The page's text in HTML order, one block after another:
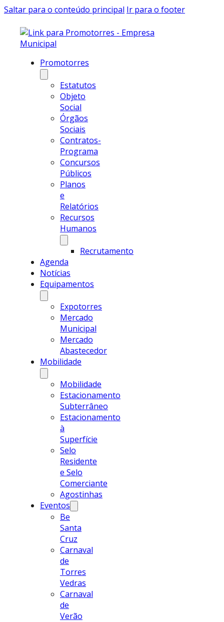
Saltar para o conteúdo principal Ir para o footer
Promotorres
Estatutos
Objeto
Social
Órgãos
Sociais
Contratos-
Programa
Concursos
Públicos
Planos
e
Relatórios
Recursos
Humanos
Recrutamento
Agenda
Notícias
Equipamentos
Expotorres
Mercado
Municipal
Mercado
Abastecedor
Mobilidade
Mobilidade
Estacionamento
Subterrâneo
Estacionamento
à
Superfície
Selo
Residente
e Selo
Comerciante
Agostinhas
Eventos
Be
Santa
Cruz
Carnaval
de
Torres
Vedras
Carnaval
de
Verão